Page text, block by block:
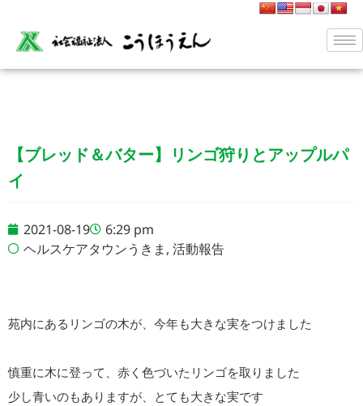
【ブレッド＆バター】リンゴ狩りとアップルパ
イ
2021-08-19
6:29 pm
ヘルスケアタウンうきま , 活動報告
苑内にあるリンゴの木が、今年も大きな実をつけました
慎重に木に登って、赤く色づいたリンゴを取りました
少し青いのもありますが、とても大きな実です